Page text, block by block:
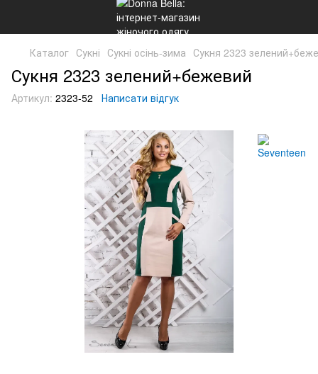
Каталог Сукні Сукні осінь-зима Сукня 2323
Сукня 2323 зелений+бежевий
Артикул: 2323-52 Написати відгук